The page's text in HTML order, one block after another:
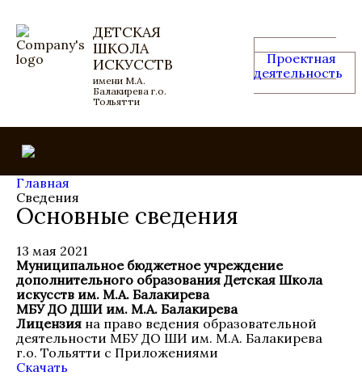
ДЕТСКАЯ
ШКОЛА
ИСКУССТВ
имени М.А.
Балакирева г.о.
Тольятти
Проектная
деятельность
Главная
Сведения
Основные сведения
13 мая 2021
Муниципальное бюджетное учреждение
дополнительного образования Детская Школа
искусств им. М.А. Балакирева
МБУ ДО ДШИ им. М.А. Балакирева
Лицензия на право ведения образовательной
деятельности МБУ ДО ШИ им. М.А. Балакирева
г.о. Тольятти с Приложениями
Скачать